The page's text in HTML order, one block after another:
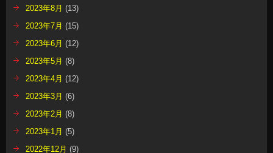
2023年8月 (13)
2023年7月 (15)
2023年6月 (12)
2023年5月 (8)
2023年4月 (12)
2023年3月 (6)
2023年2月 (8)
2023年1月 (5)
2022年12月 (9)